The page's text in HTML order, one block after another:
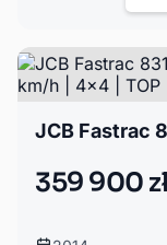
359 900